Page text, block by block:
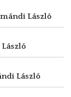
László
László